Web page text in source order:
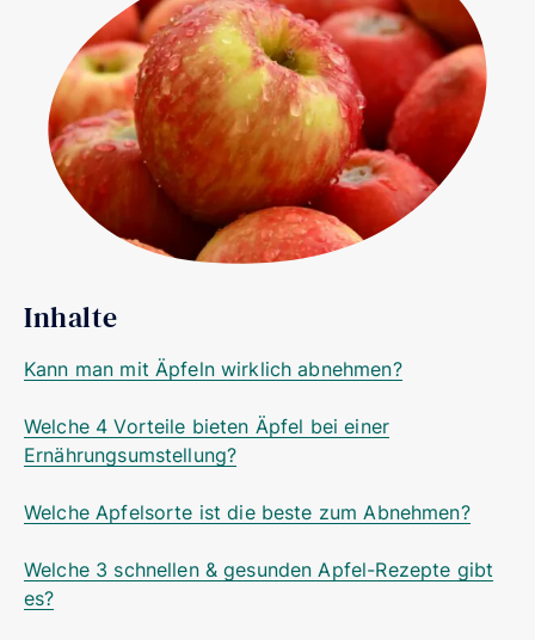
Inhalte
Kann man mit Äpfeln wirklich abnehmen?
Welche 4 Vorteile bieten Äpfel bei einer
Ernährungsumstellung?
Welche Apfelsorte ist die beste zum Abnehmen?
Welche 3 schnellen & gesunden Apfel-Rezepte gibt
es?